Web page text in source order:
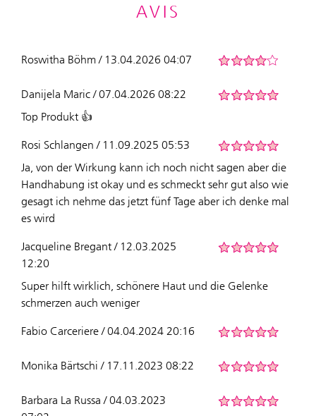
AVIS
Roswitha Böhm / 13.04.2026 04:07
Danijela Maric / 07.04.2026 08:22
Top Produkt 👍
Rosi Schlangen / 11.09.2025 05:53
Ja, von der Wirkung kann ich noch nicht sagen aber die
Handhabung ist okay und es schmeckt sehr gut also wie
gesagt ich nehme das jetzt fünf Tage aber ich denke mal
es wird
Jacqueline Bregant / 12.03.2025
12:20
Super hilft wirklich, schönere Haut und die Gelenke
schmerzen auch weniger
Fabio Carceriere / 04.04.2024 20:16
Monika Bärtschi / 17.11.2023 08:22
Barbara La Russa / 04.03.2023